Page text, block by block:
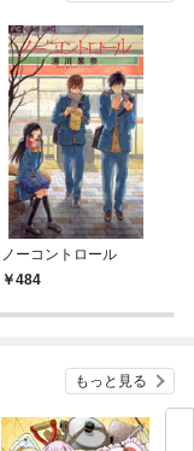
ノーコントロール
484
もっと見る